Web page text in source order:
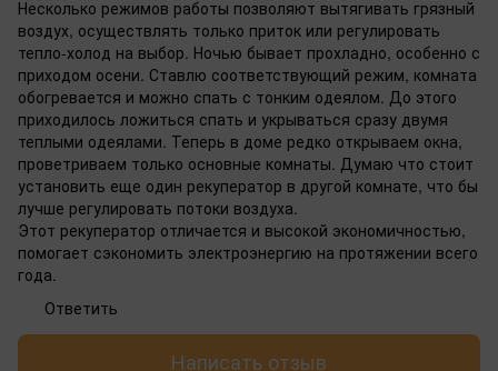
Несколько режимов работы позволяют вытягивать грязный
воздух, осуществлять только приток или регулировать
тепло-холод на выбор. Ночью бывает прохладно, особенно с
приходом осени. Ставлю соответствующий режим, комната
обогревается и можно спать с тонким одеялом. До этого
приходилось ложиться спать и укрываться сразу двумя
теплыми одеялами. Теперь в доме редко открываем окна,
проветриваем только основные комнаты. Думаю что стоит
установить еще один рекуператор в другой комнате, что бы
лучше регулировать потоки воздуха.
Этот рекуператор отличается и высокой экономичностью,
помогает сэкономить электроэнергию на протяжении всего
года.
Ответить
Написать отзыв